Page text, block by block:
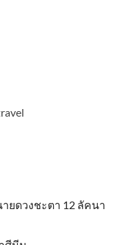
ยดวงชะตา 12 ลัคนา